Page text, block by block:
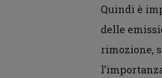
Quindi è
delle
rimozione,